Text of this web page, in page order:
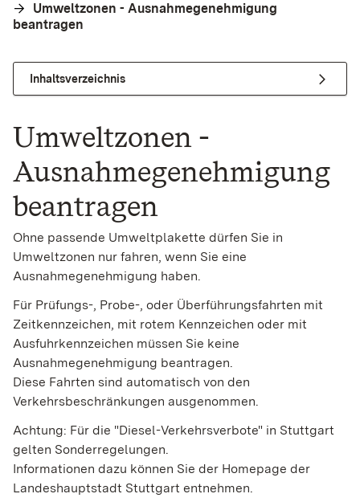
Umweltzonen - Ausnahmegenehmigung
beantragen
Inhaltsverzeichnis
Umweltzonen -
Ausnahmegenehmigung
beantragen
Ohne passende Umweltplakette dürfen Sie in
Umweltzonen nur fahren, wenn Sie eine
Ausnahmegenehmigung haben.
Für Prüfungs-, Probe-, oder Überführungsfahrten mit
Zeitkennzeichen, mit rotem Kennzeichen oder mit
Ausfuhrkennzeichen müssen Sie keine
Ausnahmegenehmigung beantragen.
Diese Fahrten sind automatisch von den
Verkehrsbeschränkungen ausgenommen.
Achtung: Für die "Diesel-Verkehrsverbote" in Stuttgart
gelten Sonderregelungen.
Informationen dazu können Sie der Homepage der
Landeshauptstadt Stuttgart entnehmen.